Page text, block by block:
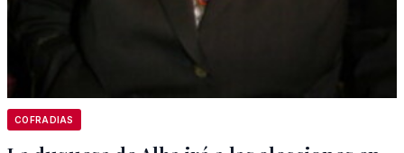
COFRADIAS